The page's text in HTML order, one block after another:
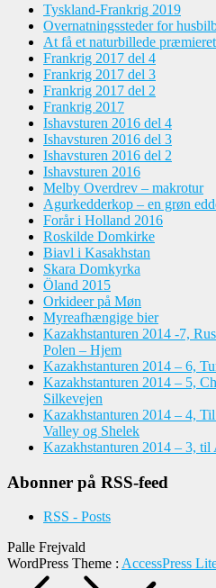
Tyskland-Frankrig 2019
Overnatningssteder for
At få et naturbillede præmieret
Frankrig 2017 del 4
Frankrig 2017 del 3
Frankrig 2017 del 2
Frankrig 2017
Ishavsturen 2016 del 4
Ishavsturen 2016 del 3
Ishavsturen 2016 del 2
Ishavsturen 2016
Melby Overdrev – makrotur
Agurkedderkop – en grøn
Forår i Holland 2016
Roskilde Domkirke
Biavl i Kasakhstan
Skara Domkyrka
Öland 2015
Orkideer på Møn
Myreafhængige bier
Kazakhstanturen 2014 -7,
Polen – Hjem
Kazakhstanturen 2014 – 6,
Kazakhstanturen 2014 – 5,
Silkevejen
Kazakhstanturen 2014 – 4,
Valley og Shelek
Kazakhstanturen 2014 – 3, til
Abonner på RSS-feed
RSS - Posts
Palle Frejvald
WordPress Theme : AccessPress